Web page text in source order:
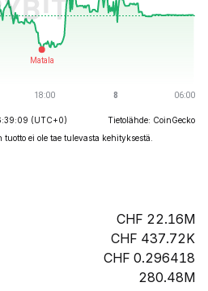
(UTC+0)
Tietolähde: CoinGecko
ei ole tae tulevasta kehityksestä.
22.16M
437.72K
0.296418
280.48M